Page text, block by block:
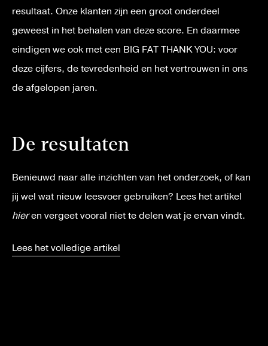
resultaat. Onze klanten zijn een groot onderdeel
geweest in het behalen van deze score. En daarmee
eindigen we ook met een BIG FAT THANK YOU: voor
deze cijfers, de tevredenheid en het vertrouwen in ons
de afgelopen jaren.
De resultaten
Benieuwd naar alle inzichten van het onderzoek, of kan
jij wel wat nieuw leesvoer gebruiken? Lees het artikel
hieren vergeet vooral niet te delen wat je ervan vindt.
Lees het volledige artikel